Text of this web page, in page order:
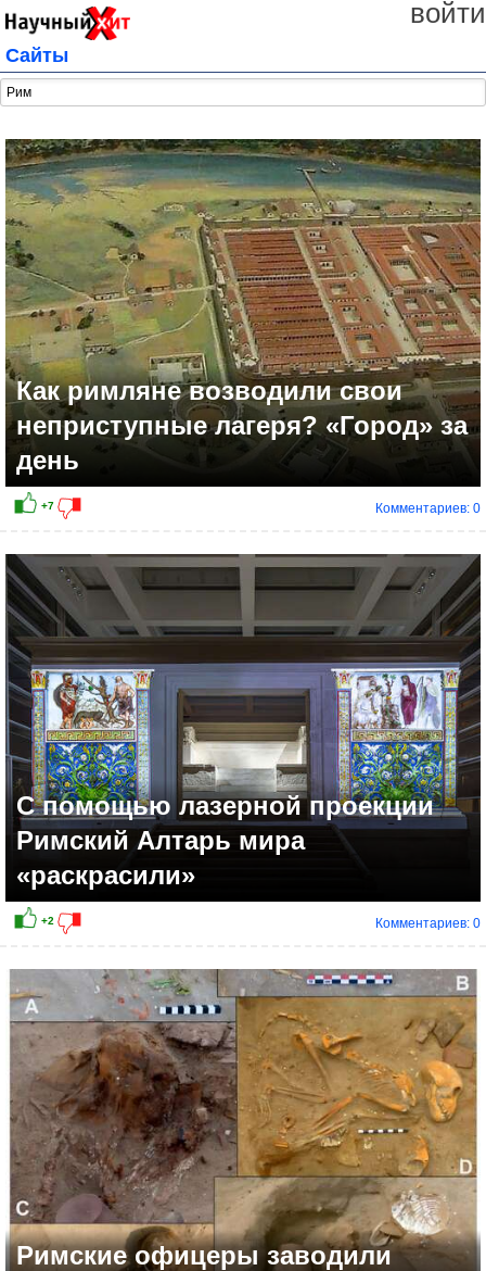
войти
Сайты
Как римляне возводили свои
неприступные лагеря? «Город» за
день
+7
Комментариев: 0
С помощью лазерной проекции
Римский Алтарь мира
«раскрасили»
Комментариев: 0
Римские офицеры заводили